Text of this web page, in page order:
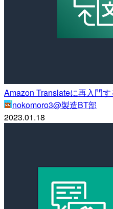
Amazon Translateに再入門す
nokomoro3@製造BT部
2023.01.18